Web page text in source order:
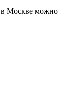
в Москве можно